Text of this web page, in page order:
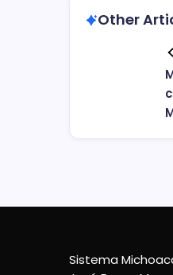
Other
Sistema